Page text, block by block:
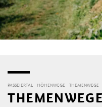
PASSEIERTAL HÖHENWEGE THEMENWEGE